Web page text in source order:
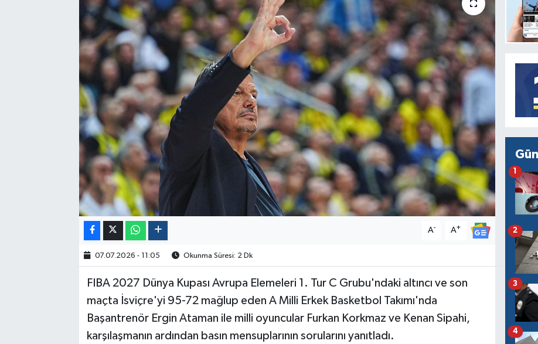
A- A+
07.07.2026 - 11:05 Okunma Süresi: 2 Dk
FIBA 2027 Dünya Kupası Avrupa Elemeleri 1. Tur C Grubu'ndaki altıncı ve son
maçta İsviçre'yi 95-72 mağlup eden A Milli Erkek Basketbol Takımı'nda
Başantrenör Ergin Ataman ile milli oyuncular Furkan Korkmaz ve Kenan Sipahi,
karşılaşmanın ardından basın mensuplarının sorularını yanıtladı.
1
2
3
4
Çalışma Hayatı
2024 Seçim Sonuçları